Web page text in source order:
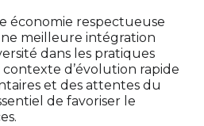
économie respectueuse
meilleure intégration
dans les pratiques
d’évolution rapide
et des attentes du
de favoriser le